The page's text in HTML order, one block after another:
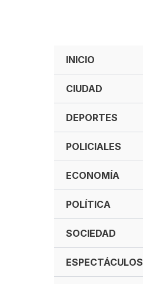
INICIO
CIUDAD
DEPORTES
POLICIALES
ECONOMÍA
POLÍTICA
SOCIEDAD
ESPECTÁCULOS